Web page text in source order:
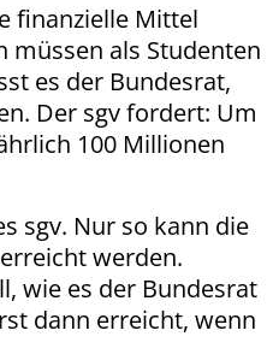
finanzielle Mittel
müssen als Studenten
es der Bundesrat,
Der sgv fordert: Um
100 Millionen
sgv. Nur so kann die
werden.
wie es der Bundesrat
dann erreicht, wenn